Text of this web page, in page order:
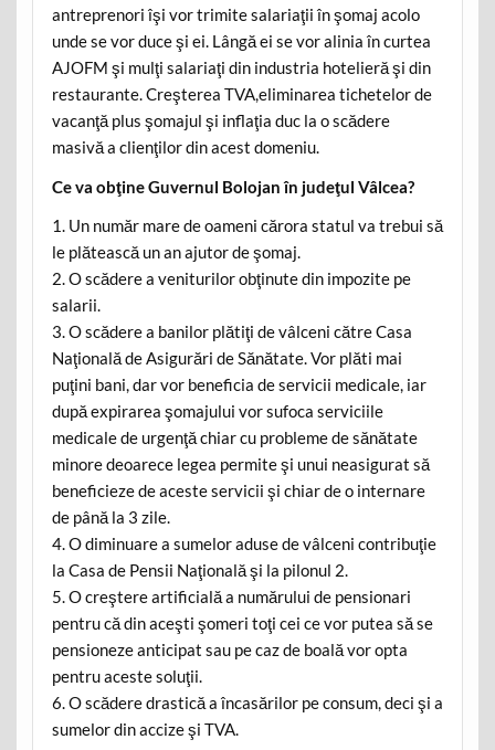
antreprenori îşi vor trimite salariaţii în şomaj acolo
unde se vor duce şi ei. Lângă ei se vor alinia în curtea
AJOFM şi mulţi salariaţi din industria hotelieră şi din
restaurante. Creşterea TVA,eliminarea tichetelor de
vacanţă plus şomajul şi inflaţia duc la o scădere
masivă a clienţilor din acest domeniu.
Ce va obţine Guvernul Bolojan în judeţul Vâlcea?
1. Un număr mare de oameni cărora statul va trebui să
le plătească un an ajutor de şomaj.
2. O scădere a veniturilor obţinute din impozite pe
salarii.
3. O scădere a banilor plătiţi de vâlceni către Casa
Naţională de Asigurări de Sănătate. Vor plăti mai
puţini bani, dar vor beneficia de servicii medicale, iar
după expirarea şomajului vor sufoca serviciile
medicale de urgenţă chiar cu probleme de sănătate
minore deoarece legea permite şi unui neasigurat să
beneficieze de aceste servicii şi chiar de o internare
de până la 3 zile.
4. O diminuare a sumelor aduse de vâlceni contribuţie
la Casa de Pensii Naţională şi la pilonul 2.
5. O creştere artificială a numărului de pensionari
pentru că din aceşti şomeri toţi cei ce vor putea să se
pensioneze anticipat sau pe caz de boală vor opta
pentru aceste soluţii.
6. O scădere drastică a încasărilor pe consum, deci şi a
sumelor din accize şi TVA.